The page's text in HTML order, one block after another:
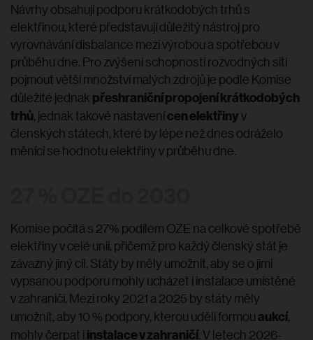
Návrhy obsahují podporu krátkodobých trhů s
elektřinou, které představují důležitý nástroj pro
vyrovnávání disbalance mezi výrobou a spotřebou v
průběhu dne. Pro zvýšení schopnosti rozvodných sítí
pojmout větší množství malých zdrojů je podle Komise
důležité jednak přeshraniční propojení krátkodobých
trhů, jednak takové nastavenícen elektřinyv
členských státech, které by lépe než dnes odráželo
měnící se hodnotu elektřiny v průběhu dne.
Komise počítá s 27% podílem OZE na celkové spotřebě
elektřiny v celé unii, přičemž pro každý členský stát je
závazný jiný cíl. Státy by měly umožnit, aby se o jimi
vypsanou podporu mohly ucházet i instalace umístěné
v zahraničí. Mezi roky 2021 a 2025 by státy měly
umožnit, aby 10 % podpory, kterou udělí formouaukcí,
mohly čerpat i instalace v zahraničí. V letech 2026-